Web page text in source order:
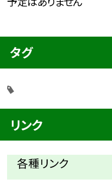
タグ
リンク
各種リンク